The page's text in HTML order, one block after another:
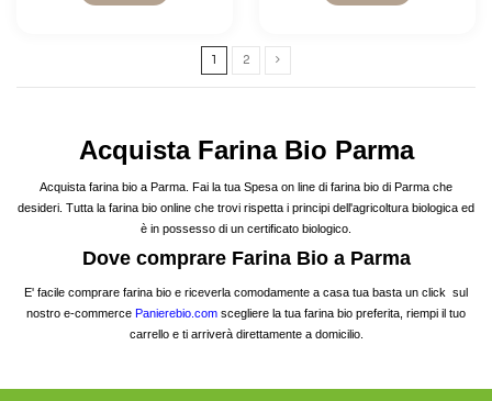
1 2
Acquista Farina Bio Parma
Acquista farina bio a Parma. Fai la tua Spesa on line di farina bio di Parma che
desideri. Tutta la farina bio online che trovi rispetta i principi dell'agricoltura biologica ed
è in possesso di un certificato biologico.
Dove comprare Farina Bio a Parma
E' facile comprare farina bio e riceverla comodamente a casa tua basta un click sul
nostro e-commerce Panierebio.com scegliere la tua farina bio preferita, riempi il tuo
carrello e ti arriverà direttamente a domicilio.